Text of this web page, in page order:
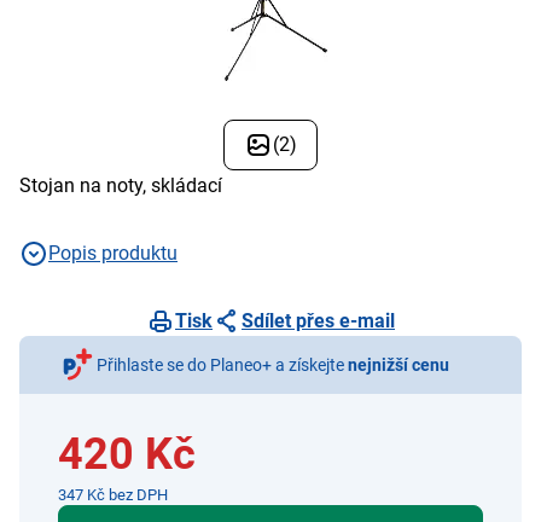
(2)
Stojan na noty, skládací
Popis produktu
Tisk Sdílet přes e-mail
Přihlaste se do Planeo+ a získejtenejnižší cenu
420 Kč
347 Kč bez DPH